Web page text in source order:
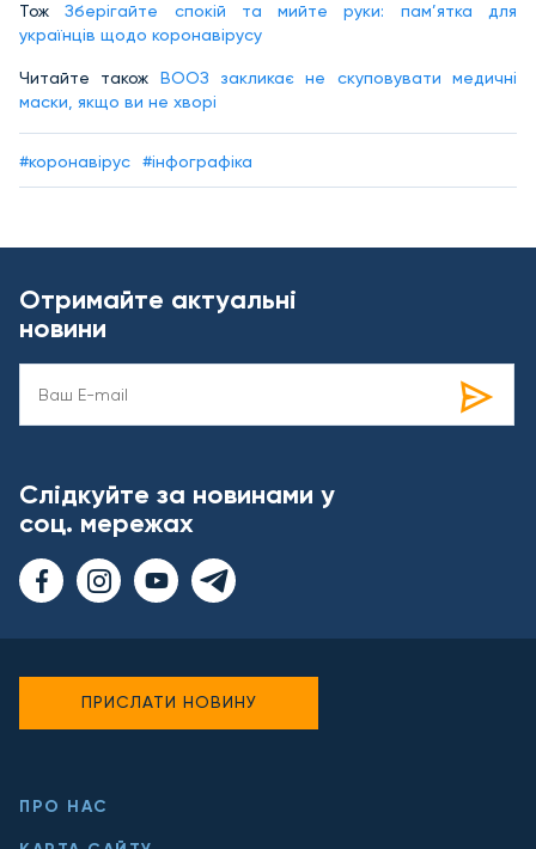
ТожЗберігайте спокій та мийте руки: пам’ятка для
українців щодо коронавірусу
Читайте також ВООЗ закликає не скуповувати медичні
маски, якщо ви не хворі
#коронавірус #інфографіка
Отримайте актуальні
новини
Слідкуйте за новинами у
соц. мережах
ПРО НАС
ПРИСЛАТИ НОВИНУ